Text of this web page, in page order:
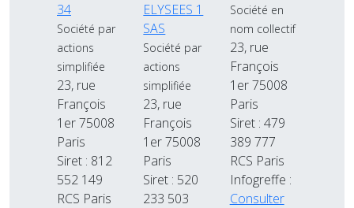
34
Société par
actions
simplifiée
23, rue
François
1er 75008
Paris
Siret : 812
552 149
RCS Paris
ELYSEES 1
SAS
Société par
actions
simplifiée
23, rue
François
1er 75008
Paris
Siret : 520
233 503
Société en
nom collectif
23, rue
François
1er 75008
Paris
Siret : 479
389 777
RCS Paris
Infogreffe :
Consulter